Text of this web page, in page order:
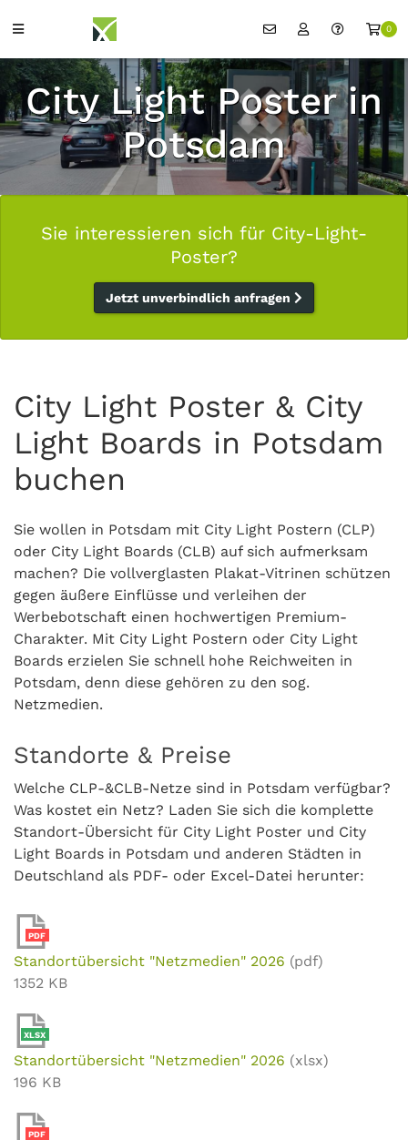
0
City Light Poster in
Potsdam
Sie interessieren sich für City-Light-
Poster?
Jetzt unverbindlich anfragen
City Light Poster & City
Light Boards in Potsdam
buchen
Sie wollen in Potsdam mit City Light Postern (CLP)
oder City Light Boards (CLB) auf sich aufmerksam
machen? Die vollverglasten Plakat-Vitrinen schützen
gegen äußere Einflüsse und verleihen der
Werbebotschaft einen hochwertigen Premium-
Charakter. Mit City Light Postern oder City Light
Boards erzielen Sie schnell hohe Reichweiten in
Potsdam, denn diese gehören zu den sog.
Netzmedien.
Standorte & Preise
Welche CLP-&CLB-Netze sind in Potsdam verfügbar?
Was kostet ein Netz? Laden Sie sich die komplette
Standort-Übersicht für City Light Poster und City
Light Boards in Potsdam und anderen Städten in
Deutschland als PDF- oder Excel-Datei herunter:
PDF
Standortübersicht "Netzmedien" 2026 (pdf)
1352 KB
XLSX
Standortübersicht "Netzmedien" 2026 (xlsx)
196 KB
PDF